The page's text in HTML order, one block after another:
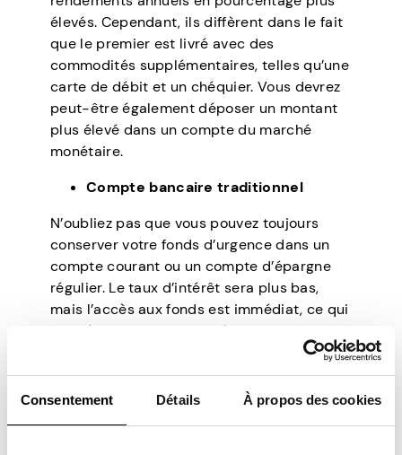
Consentement Détails À propos des cookies
élevés. Cependant, ils diffèrent dans le fait
que le premier est livré avec des
commodités supplémentaires, telles qu’une
carte de débit et un chéquier. Vous devrez
peut-être également déposer un montant
plus élevé dans un compte du marché
monétaire.
Compte bancaire traditionnel
N’oubliez pas que vous pouvez toujours
conserver votre fonds d’urgence dans un
compte courant ou un compte d’épargne
régulier. Le taux d’intérêt sera plus bas,
mais l’accès aux fonds est immédiat, ce qui
est très avantageux en période difficile. Un
puisque l’argent est facilement disponible,
vous pouvez le retirer pour des situations